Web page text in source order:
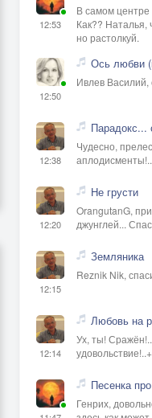
12:53
В самом
Как?? Наталья,
но растолкуй.
12:50
Ось любви
Ивлев Василий,
12:38
Парадокс...
Чудесно,
аплодисменты!..
12:20
Не грусти
OrangutanG,
джунглей...
12:15
Земляника
Reznik Nik,
12:14
Любовь на
Ух, ты!
Песенка
Генрих,